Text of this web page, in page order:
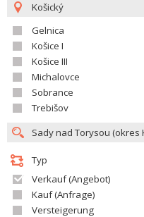
Košický
Gelnica
Košice I
Košice III
Michalovce
Sobrance
Trebišov
Typ
Verkauf (Angebot)
Kauf (Anfrage)
Versteigerung